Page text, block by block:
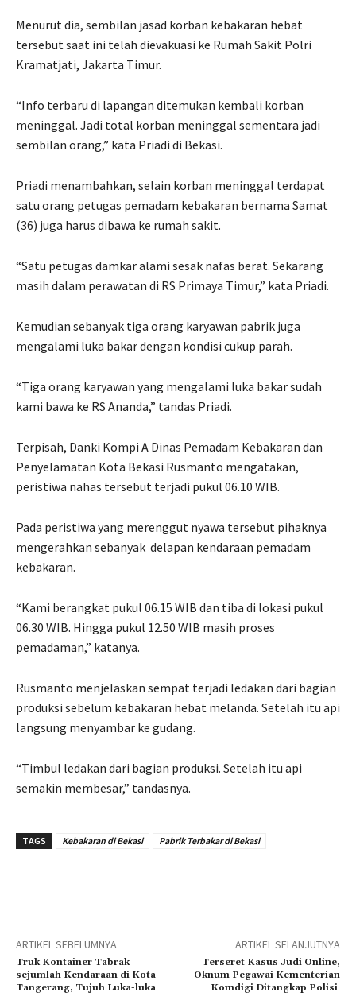
Menurut dia, sembilan jasad korban kebakaran hebat
tersebut saat ini telah dievakuasi ke Rumah Sakit Polri
Kramatjati, Jakarta Timur.
“Info terbaru di lapangan ditemukan kembali korban
meninggal. Jadi total korban meninggal sementara jadi
sembilan orang,” kata Priadi di Bekasi.
Priadi menambahkan, selain korban meninggal terdapat
satu orang petugas pemadam kebakaran bernama Samat
(36) juga harus dibawa ke rumah sakit.
“Satu petugas damkar alami sesak nafas berat. Sekarang
masih dalam perawatan di RS Primaya Timur,” kata Priadi.
Kemudian sebanyak tiga orang karyawan pabrik juga
mengalami luka bakar dengan kondisi cukup parah.
“Tiga orang karyawan yang mengalami luka bakar sudah
kami bawa ke RS Ananda,” tandas Priadi.
Terpisah, Danki Kompi A Dinas Pemadam Kebakaran dan
Penyelamatan Kota Bekasi Rusmanto mengatakan,
peristiwa nahas tersebut terjadi pukul 06.10 WIB.
Pada peristiwa yang merenggut nyawa tersebut pihaknya
mengerahkan sebanyak delapan kendaraan pemadam
kebakaran.
“Kami berangkat pukul 06.15 WIB dan tiba di lokasi pukul
06.30 WIB. Hingga pukul 12.50 WIB masih proses
pemadaman,” katanya.
Rusmanto menjelaskan sempat terjadi ledakan dari bagian
produksi sebelum kebakaran hebat melanda. Setelah itu api
langsung menyambar ke gudang.
“Timbul ledakan dari bagian produksi. Setelah itu api
semakin membesar,” tandasnya.
TAGS Kebakaran di Bekasi Pabrik Terbakar di Bekasi
ARTIKEL SEBELUMNYA
Truk Kontainer Tabrak
sejumlah Kendaraan di Kota
Tangerang, Tujuh Luka-luka
ARTIKEL SELANJUTNYA
Terseret Kasus Judi Online,
Oknum Pegawai Kementerian
Komdigi Ditangkap Polisi